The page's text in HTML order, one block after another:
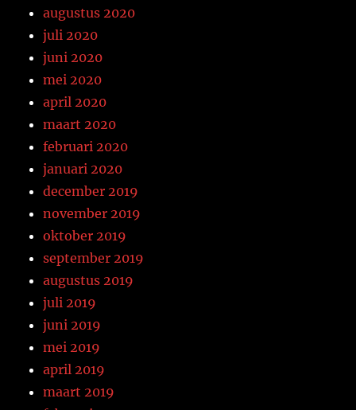
augustus 2020
juli 2020
juni 2020
mei 2020
april 2020
maart 2020
februari 2020
januari 2020
december 2019
november 2019
oktober 2019
september 2019
augustus 2019
juli 2019
juni 2019
mei 2019
april 2019
maart 2019